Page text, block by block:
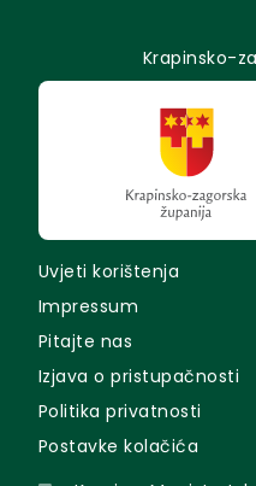
Krapinsko-
Uvjeti korištenja
Impressum
Pitajte nas
Izjava o pristupačnosti
Politika privatnosti
Postavke kolačića